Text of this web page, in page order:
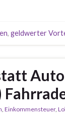
, geldwerter
Einkommensteuer,